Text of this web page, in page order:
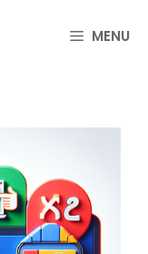
MENU